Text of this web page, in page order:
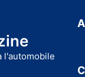
l'automobile